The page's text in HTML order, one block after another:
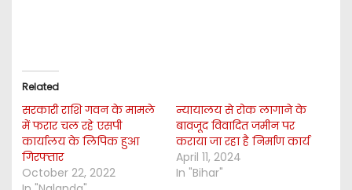
Related
सरकारी राशि गवन के मामले
में फरार चल रहे एसपी
कार्यालय के लिपिक हुआ
गिरफ्तार
October 22, 2022
न्यायालय से रोक लागाने के
बावजूद विवादित जमीन पर
कराया जा रहा है निर्माण कार्य
April 11, 2024
In "Bihar"